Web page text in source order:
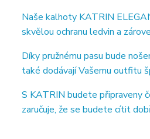
Naše kalhoty KATRIN
skvělou ochranu ledvin a
Díky pružnému pasu bude
také dodávají Vašemu outfitu
S KATRIN budete připraveny
zaručuje, že se budete cítit